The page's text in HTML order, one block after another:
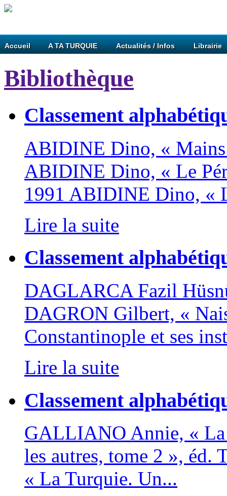
Accueil A TA TURQUIE Actualités / Infos Librairie
Bibliothèque
Classement
ABIDINE Dino, « Mains
ABIDINE Dino, « Le
1991 ABIDINE Dino, «
Lire la suite
Classement
DAGLARCA Fazil
DAGRON Gilbert, «
Constantinople et ses
Lire la suite
Classement
GALLIANO Annie, « La
les autres, tome 2 »,
« La Turquie. Un...